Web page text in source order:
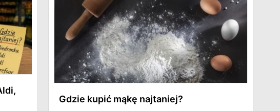
Gdzie kupić mąkę najtaniej?